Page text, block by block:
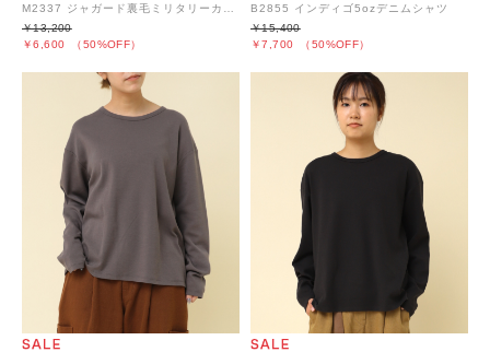
￥6,600 （50%OFF）
￥13,200
B2855 インディゴ5ozデニムシャツ
￥7,700 （50%OFF）
￥15,400